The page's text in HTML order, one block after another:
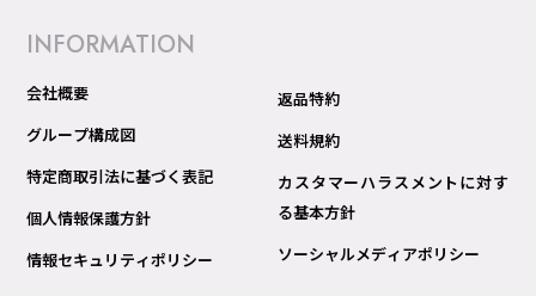
INFORMATION
会社概要
グループ構成図
特定商取引法に基づく表記
個人情報保護方針
情報セキュリティポリシー
返品特約
送料規約
カスタマーハラスメントに対す
る基本方針
ソーシャルメディアポリシー